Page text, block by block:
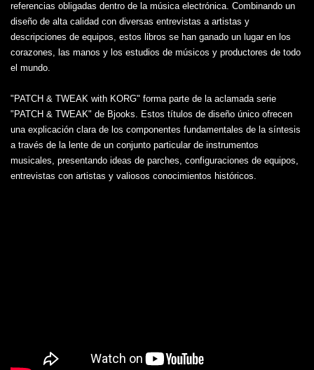
referencias obligadas dentro de la música electrónica. Combinando un
diseño de alta calidad con diversas entrevistas a artistas y
descripciones de equipos, estos libros se han ganado un lugar en los
corazones, las manos y los estudios de músicos y productores de todo
el mundo.
"PATCH & TWEAK with KORG" forma parte de la aclamada serie
"PATCH & TWEAK" de Bjooks. Estos títulos de diseño único ofrecen
una explicación clara de los componentes fundamentales de la síntesis
a través de la lente de un conjunto particular de instrumentos
musicales, presentando ideas de parches, configuraciones de equipos,
entrevistas con artistas y valiosos conocimientos históricos.